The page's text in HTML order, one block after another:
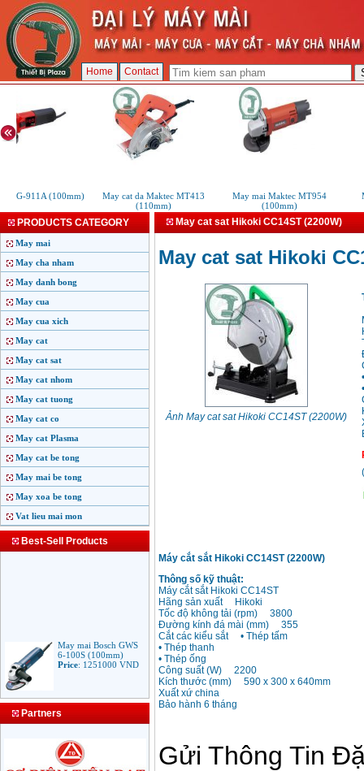
Home Contact
911A (100mm)
May cat da Maktec MT413
(110mm)
May mai Maktec MT954
(100mm)
PRODUCTS CATEGORY
May mai
May cha nham
May danh bong
May cua
May cua xich
May cat
May cat sat
May cat nhom
May cat tuong
May cat co
May cat Plasma
May cat be tong
May mai be tong
May xoa be tong
Vat lieu mai mon
Best-Sell Products
6-100S (100mm)
Price:1251000VND
9553B (100mm)
Partners
May cat sat Hikoki CC14ST (2200W)
May cat sat Hikoki
Ảnh May cat sat Hikoki CC14ST (2200W)
(
Máy cắt sắt Hikoki CC14ST (2200W)
Thông số kỹ thuật:
Máy cắt sắt Hikoki CC14ST
Hãng sản xuất Hikoki
Tốc độ không tải (rpm) 3800
Đường kính đá mài (mm) 355
Cắt các kiểu sắt • Thép tấm
• Thép thanh
• Thép ống
Công suất (W) 2200
Kích thước (mm) 590 x 300 x 640mm
Xuất xứ china
Bảo hành 6 tháng